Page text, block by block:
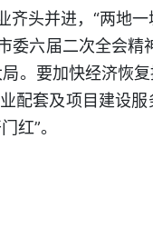
头并进，“两地一
六届二次全会精
。要加快经济恢
配套及项目建设
红”。